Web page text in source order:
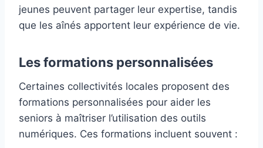
jeunes peuvent partager leur expertise, tandis
que les aînés apportent leur expérience de vie.
Les formations personnalisées
Certaines collectivités locales proposent des
formations personnalisées pour aider les
seniors à maîtriser l’utilisation des outils
numériques. Ces formations incluent souvent :